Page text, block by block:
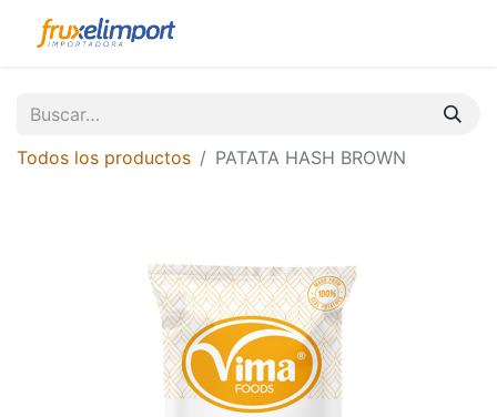
Todos los productos PATATA HASH BROWN